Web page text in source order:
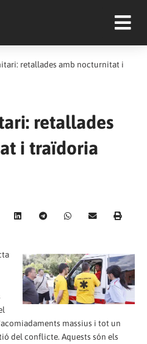
retallades amb nocturnitat i
retallades
i traïdoria
massius i tot un
del conflicte. Aquests són els